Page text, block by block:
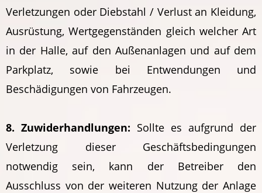
Verletzungen oder Diebstahl / Verlust an Kleidung,
Ausrüstung, Wertgegenständen gleich welcher Art
in der Halle, auf den Außenanlagen und auf dem
Parkplatz, sowie bei Entwendungen und
Beschädigungen von Fahrzeugen.
8. Zuwiderhandlungen: Sollte es aufgrund der
Verletzung dieser Geschäftsbedingungen
notwendig sein, kann der Betreiber den
Ausschluss von der weiteren Nutzung der Anlage